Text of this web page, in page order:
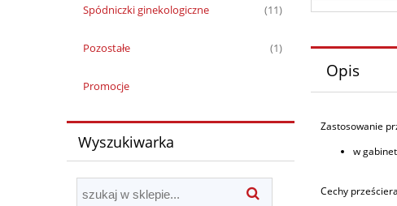
Spódniczki ginekologiczne (11)
Pozostałe (1)
Promocje
Wyszukiwarka
Opis
Zastosowanie
w
Cechy